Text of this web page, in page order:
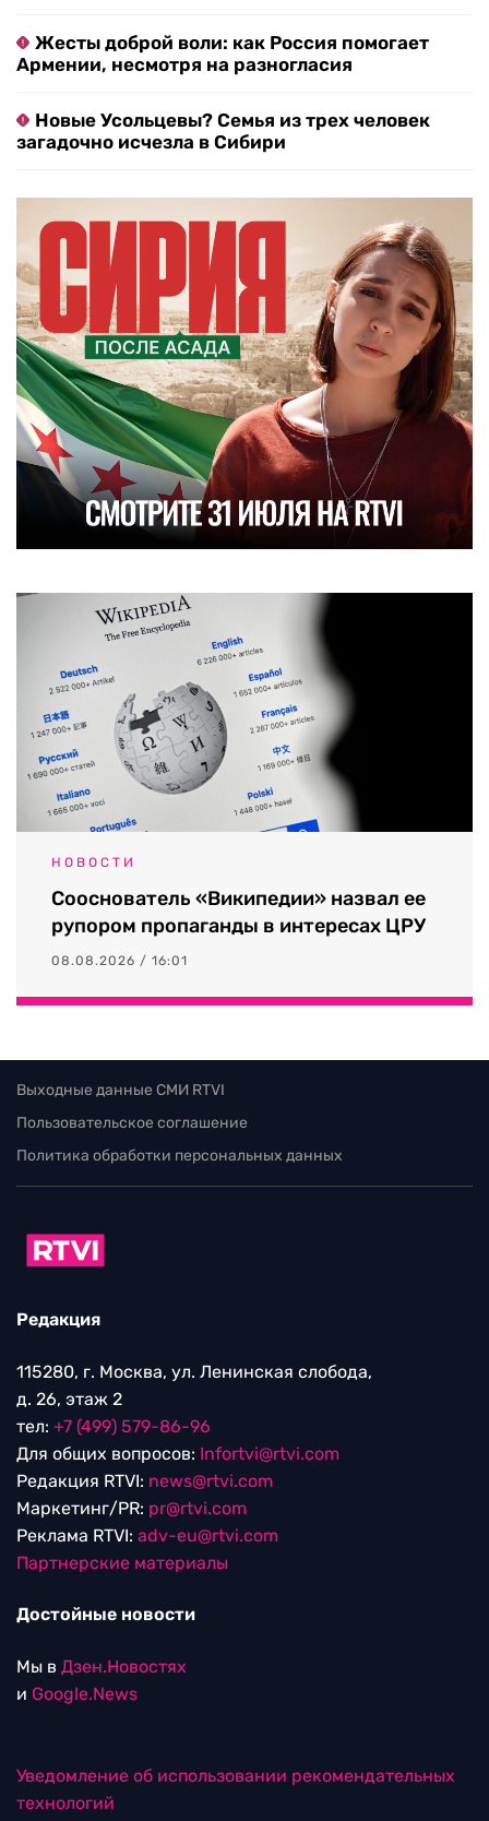
Жесты доброй воли: как Россия помогает
Армении, несмотря на разногласия
Новые Усольцевы? Семья из трех человек
загадочно исчезла в Сибири
НОВОСТИ
Сооснователь «Википедии» назвал ее
рупором пропаганды в интересах ЦРУ
08.08.2026 / 16:01
Выходные данные СМИ RTVI
Пользовательское соглашение
Политика обработки персональных данных
Редакция
115280, г. Москва, ул. Ленинская слобода,
д. 26, этаж 2
тел: +7 (499) 579-86-96
Для общих вопросов: Infortvi@rtvi.com
Редакция RTVI: news@rtvi.com
Маркетинг/PR: pr@rtvi.com
Реклама RTVI: adv-eu@rtvi.com
Партнерские материалы
Достойные новости
Мы в Дзен.Новостях
и Google.News
Уведомление об использовании рекомендательных
технологий